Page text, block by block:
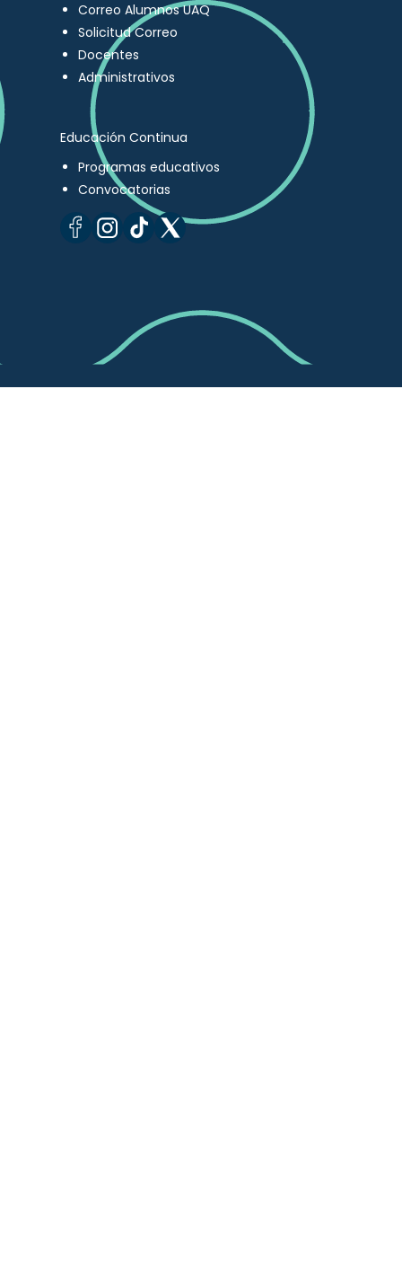
Correo Alumnos UAQ
Solicitud Correo
Docentes
Administrativos
Educación Continua
Programas educativos
Convocatorias